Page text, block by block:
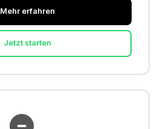
Mehr erfahren
Jetzt starten